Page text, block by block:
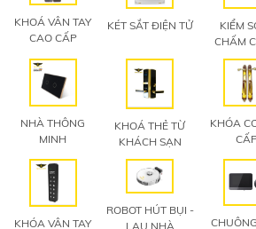
KHOÁ VÂN TAY
CAO CẤP
KÉT SẮT ĐIỆN TỬ
KIỂM
CHẤM
NHÀ THÔNG
MINH
KHOÁ THẺ TỪ
KHÁCH SẠN
KHÓA
KHÓA VÂN TAY
ROBOT HÚT BỤI -
LAU NHÀ